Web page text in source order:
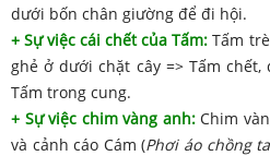
dưới bốn chân giường để đi hội.
+ Sự việc cái chết của Tấm: Tấm
ghẻ ở dưới chặt cây => Tấm
Tấm trong cung.
+ Sự việc chim vàng anh:Chim
và cảnh cáo Cám (Phơi áo chồng